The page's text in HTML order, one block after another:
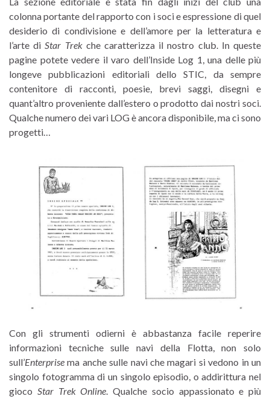
colonna portante del rapporto con i soci e espressione di quel
desiderio di condivisione e dell’amore per la letteratura e
l’arte diStar Trekche caratterizza il nostro club. In queste
pagine potete vedere il varo dell’Inside Log 1, una delle più
longeve pubblicazioni editoriali dello STIC, da sempre
contenitore di racconti, poesie, brevi saggi, disegni e
quant’altro proveniente dall’estero o prodotto dai nostri soci.
Qualche numero dei vari LOG è ancora disponibile, ma ci sono
progetti…
Con gli strumenti odierni è abbastanza facile reperire
informazioni tecniche sulle navi della Flotta, non solo
sull’Enterprise ma anche sulle navi che magari si vedono in un
singolo fotogramma di un singolo episodio, o addirittura nel
gioco Star Trek Online. Qualche socio appassionato e più